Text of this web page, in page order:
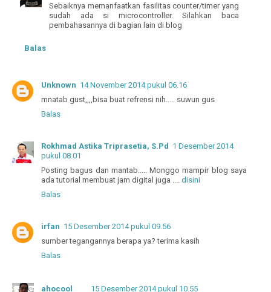
Sebaiknya memanfaatkan fasilitas counter/timer yang
sudah ada si microcontroller. Silahkan baca
pembahasannya di bagian lain di blog
Balas
Unknown 14 November 2014 pukul 06.16
mnatab gust,,,,bisa buat refrensi nih..... suwun gus
Balas
Rokhmad Astika Triprasetia, S.Pd 1 Desember 2014
pukul 08.01
Posting bagus dan mantab..... Monggo mampir blog saya
ada tutorial membuat jam digital juga .... disini
Balas
irfan 15 Desember 2014 pukul 09.56
sumber tegangannya berapa ya? terima kasih
Balas
ahocool 15 Desember 2014 pukul 10.55